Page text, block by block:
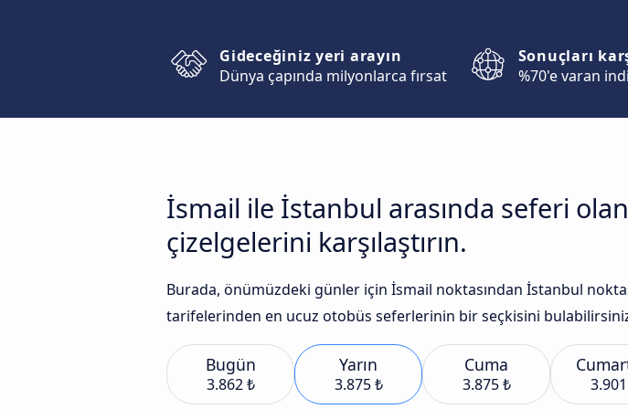
Gideceğiniz yeri arayın
Dünya çapında milyonlarca fırsat
Sonuçları
%70'e varan
İsmail ile İstanbul arasında seferi
çizelgelerini karşılaştırın.
Burada, önümüzdeki günler için İsmail noktasından İstanbul
tarifelerinden en ucuz otobüs seferlerinin bir seçkisini
Bugün
3.862 ₺
Yarın
3.875 ₺
Cuma
3.875 ₺